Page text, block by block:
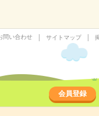
問い合わせ サイトマップ
会員登録